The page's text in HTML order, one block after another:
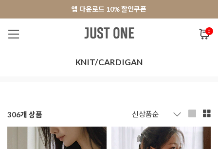
앱 다운로드 10% 할인쿠폰
회원가입 쿠폰 3000원
앱 다운로드 10% 할인쿠폰
회원가입 쿠폰 3000원
0
오늘출발 MADE . J
KNIT/CARDIGAN
306개 상품